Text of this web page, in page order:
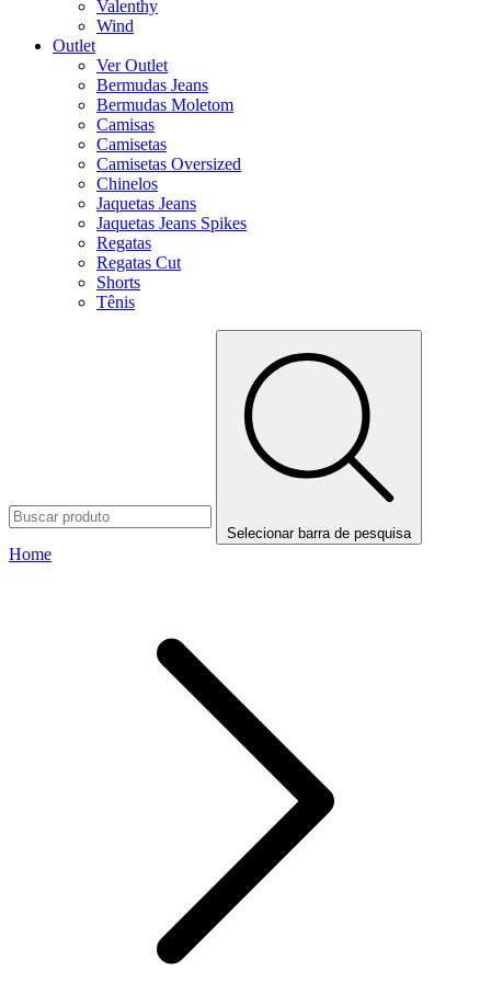
Valenthy
Wind
Outlet
Ver Outlet
Bermudas Jeans
Bermudas Moletom
Camisas
Camisetas
Camisetas Oversized
Chinelos
Jaquetas Jeans
Jaquetas Jeans Spikes
Regatas
Regatas Cut
Shorts
Tênis
Selecionar barra de pesquisa
Home